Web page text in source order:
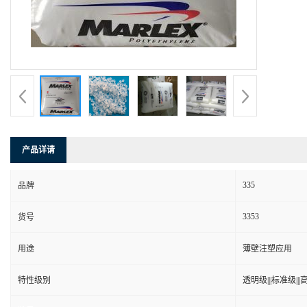
产品详请
品牌 335
货号 3353
用途 薄壁注塑应用
特性级别 透明级|||标准级|||